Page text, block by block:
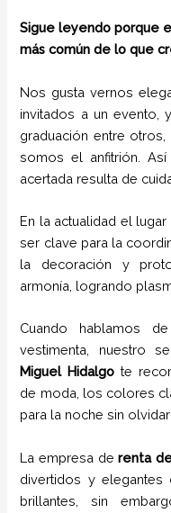
Sigue leyendo porque
más común de lo que
Nos gusta vernos
invitados a un evento,
graduación entre
somos el anfitrión.
acertada resulta de
En la actualidad el
ser clave para la
la decoración y
armonía, logrando
Cuando hablamos
vestimenta, nuestro
Miguel Hidalgo te
de moda, los colores
para la noche sin
La empresa derenta
divertidos y elegantes
brillantes, sin